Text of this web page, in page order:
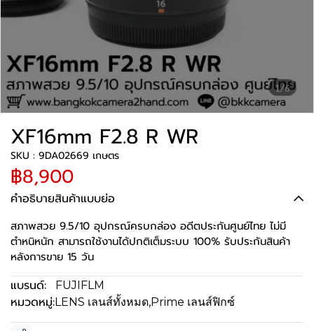
1/6
XF16mm F2.8 R WR
SKU : 9DA02669 เกษตร
฿8,900
คำอธิบายสินค้าแบบย่อ
สภาพสวย 9.5/10 อุปกรณ์ครบกล่อง อดีตประกันศูนย์ไทย ไม่มี
ตำหนิหนัก สามารถใช้งานได้ปกติเต็มระบบ 100% รับประกันสินค้า
หลังการขาย 15 วัน
แบรนด์: FUJIFLM
หมวดหมู่:LENS เลนส์ทั้งหมด,Prime เลนส์ฟิกซ์